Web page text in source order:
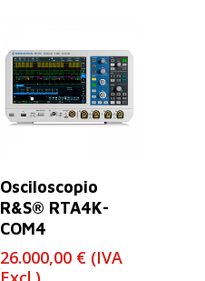
Osciloscopio
R&S® RTA4K-
COM4
26.000,00 € (IVA